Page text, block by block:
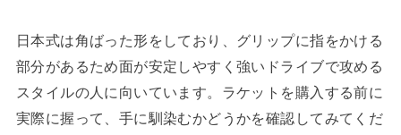
日本式は角ばった形をしており、グリップに指をかける
部分があるため面が安定しやすく強いドライブで攻める
スタイルの人に向いています。ラケットを購入する前に
実際に握って、手に馴染むかどうかを確認してみてくだ